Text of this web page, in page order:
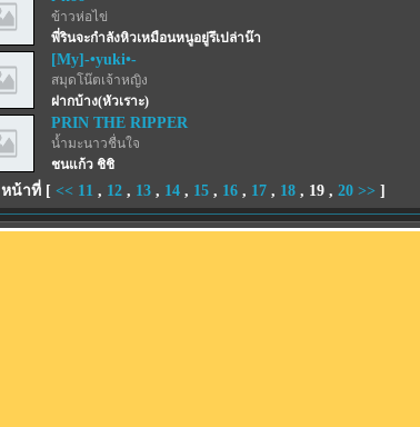
ข้าวห่อไข่
พี่รินจะกำลังหิวเหมือนหนูอยู่รึเปล่าน๊า
[My]-•yuki•-
สมุดโน๊ตเจ้าหญิง
ฝากบ้าง(หัวเราะ)
PRIN THE RIPPER
น้ำมะนาวชื่นใจ
ชนแก้ว ชิชิ
หน้าที่ [ << 11 , 12, 13, 14, 15, 16, 17, 18, 19, 20 >> ]